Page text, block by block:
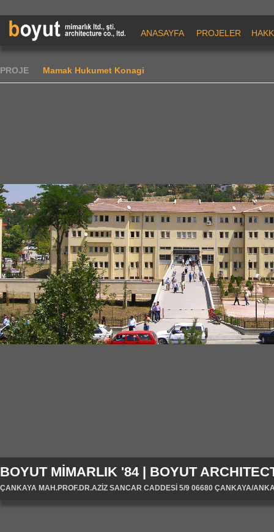
ANASAYFA PROJELER
PROJE Mamak Hukumet Konagi
BOYUT MİMARLIK '84 | BOYUT
ÇANKAYA MAH.PROF.DR.AZİZ SANCAR CADDESİ 5/9 06680 ÇANKAYA/